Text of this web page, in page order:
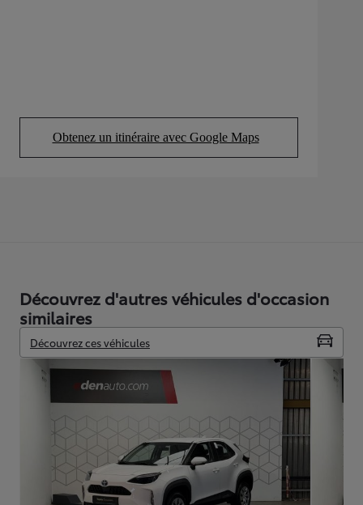
Obtenez un itinéraire avec Google Maps
(Opens in new tab)
Découvrez d'autres véhicules d'occasion
similaires
Découvrez ces véhicules